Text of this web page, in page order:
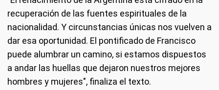
recuperación de las fuentes espirituales de la
nacionalidad. Y circunstancias únicas nos vuelven a
dar esa oportunidad. El pontificado de Francisco
puede alumbrar un camino, si estamos dispuestos
a andar las huellas que dejaron nuestros mejores
hombres y mujeres", finaliza el texto.